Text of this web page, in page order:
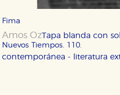
Fima
Amos Oz
Nuevos Tiempos. 110.
Tapa blanda con
contemporánea - literatura